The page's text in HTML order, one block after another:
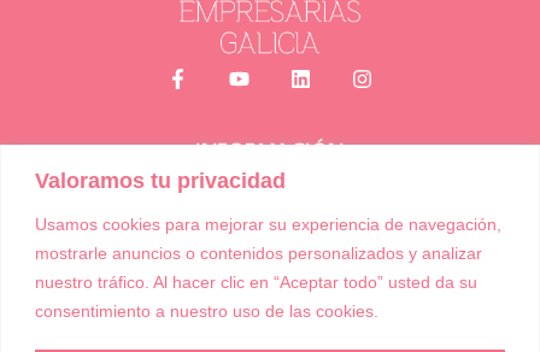
Valoramos tu privacidad
Usamos cookies para mejorar su experiencia de navegación,
mostrarle anuncios o contenidos personalizados y analizar
nuestro tráfico. Al hacer clic en “Aceptar todo” usted da su
consentimiento a nuestro uso de las cookies.
Política de Cookies
Política de Privacidad
Términos y condiciones de compra
Accesibilidad